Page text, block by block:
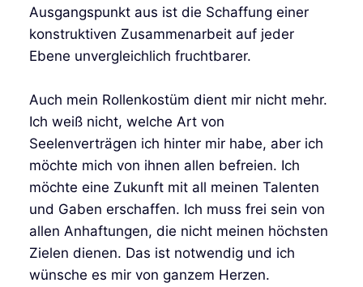
Ausgangspunkt aus ist die Schaffung einer
konstruktiven Zusammenarbeit auf jeder
Ebene unvergleichlich fruchtbarer.
Auch mein Rollenkostüm dient mir nicht mehr.
Ich weiß nicht, welche Art von
Seelenverträgen ich hinter mir habe, aber ich
möchte mich von ihnen allen befreien. Ich
möchte eine Zukunft mit all meinen Talenten
und Gaben erschaffen. Ich muss frei sein von
allen Anhaftungen, die nicht meinen höchsten
Zielen dienen. Das ist notwendig und ich
wünsche es mir von ganzem Herzen.